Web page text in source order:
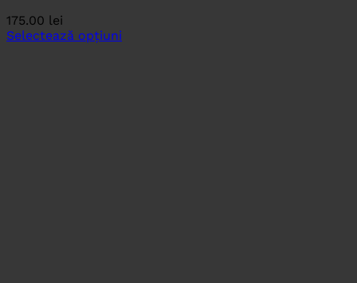
175.00 lei
Selectează opțiuni